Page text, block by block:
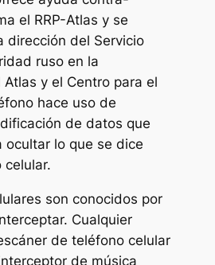
el RRP-Atlas y se
dirección del Servicio
ruso en la
y el Centro para el
hace uso de
de datos que
ocultar lo que se dice
celular.
son conocidos por
Cualquier
de teléfono celular
de música